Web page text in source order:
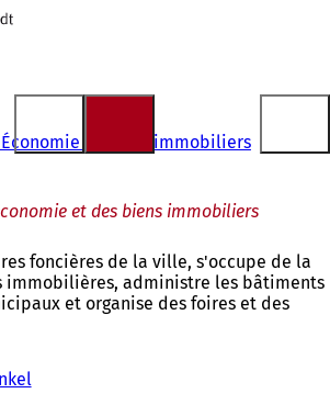
et biens immobiliers
et des biens immobiliers
foncières de la ville, s'occupe de la
immobilières, administre les bâtiments
et organise des foires et des